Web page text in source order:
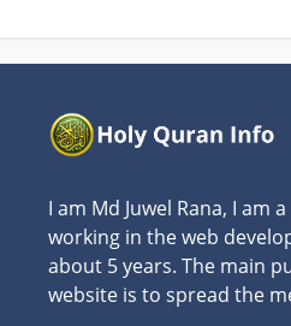
I am Md Juwel Rana, I am
working in the web
about 5 years. The main
website is to spread the